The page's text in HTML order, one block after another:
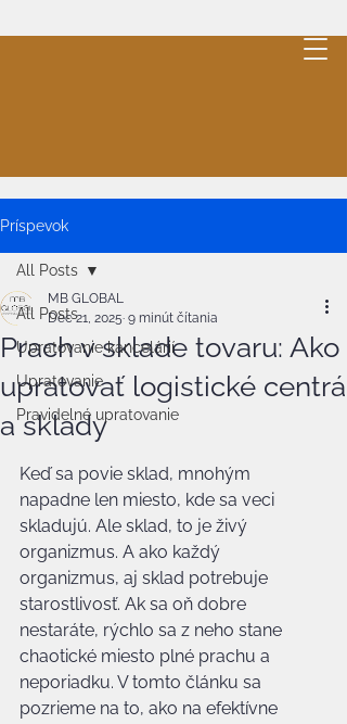
Príspevok
All Posts
Upratovanie kancelárií
Upratovanie
Pravidelné upratovanie
All Posts
Prach v sklade tovaru: Ako
upratovať logistické centrá
a sklady
MB GLOBAL
Dec 21, 2025 9 minút čítania
Keď sa povie sklad, mnohým
napadne len miesto, kde sa veci
skladujú. Ale sklad, to je živý
organizmus. A ako každý
organizmus, aj sklad potrebuje
starostlivosť. Ak sa oň dobre
nestaráte, rýchlo sa z neho stane
chaotické miesto plné prachu a
neporiadku. V tomto článku sa
pozrieme na to, ako na efektívne